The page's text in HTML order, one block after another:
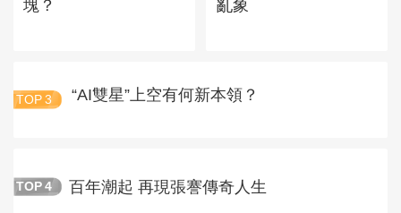
塊？
亂象
TOP 3 “AI雙星”上空有何新本領？
TOP 4 百年潮起 再現張謇傳奇人生